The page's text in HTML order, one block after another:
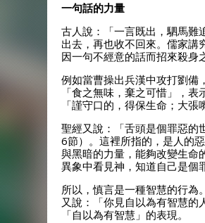
一句話的力量
古人說：「一言既出，駟馬難
出去，再也收不回來。儒家講
因一句不經意的話而招來殺身
例如當曹操出兵漢中攻打劉備
「食之無味，棄之可惜」，
「謹守口的，得保生命；大
聖經又說：「舌頭是個罪惡的
6節）。這裡所指的，是人的
與黑暗的力量，能夠改變生命
異象中看見神，知道自己是個
所以，慎言是一種智慧的行為
又說：「你見自以為有智慧
「自以為有智慧」的表現。